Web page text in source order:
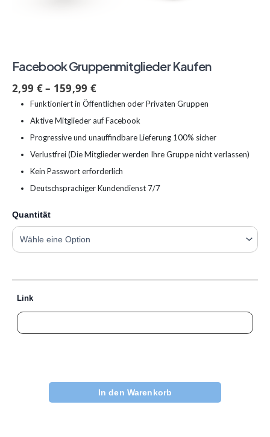
Facebook Gruppenmitglieder Kaufen
2,99 €– 159,99 €
Funktioniert in Öffentlichen oder Privaten Gruppen
Aktive Mitglieder auf Facebook
Progressive und unauffindbare Lieferung 100% sicher
Verlustfrei (Die Mitglieder werden Ihre Gruppe nicht verlassen)
Kein Passwort erforderlich
Deutschsprachiger Kundendienst 7/7
Quantität
Link
In den Warenkorb